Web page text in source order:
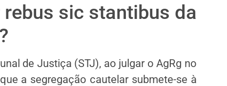
rebus sic stantibus da
de Justiça (STJ), ao julgar o AgRg no
a segregação cautelar submete-se à